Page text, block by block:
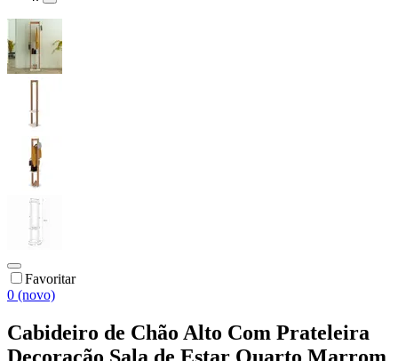
Favoritar
0 (novo)
Cabideiro de Chão Alto Com Prateleira
Decoração Sala de Estar Quarto Marrom